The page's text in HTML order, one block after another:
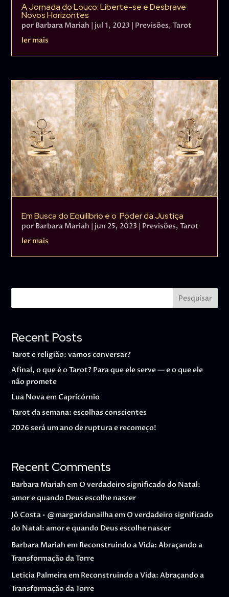
A Jornada do Louco: Liberte-se e Desbrave
Novos Horizontes
por Barbara Mariah | jul 1, 2023 | Previsões,Tarot
ler mais
Em Busca do Equilíbrio e o Poder da Justiça
por Barbara Mariah | jun 25, 2023 | Previsões,Tarot
ler mais
Pesquisar
Recent Posts
Tarot e religião: vamos conversar?
Afinal, o que é o Tarot? Para que ele serve — e o que ele
não promete
Lua Nova em Capricórnio
Tarot da semana: escolhas conscientes
2026 será um ano de ruptura e recomeço!
Recent Comments
Barbara Mariah em O verdadeiro significado do Natal:
amor e quando Deus escolhe nascer
Jô Costa • @margaridanailhaem O verdadeiro significado
do Natal: amor e quando Deus escolhe nascer
Barbara Mariah em Reconstruindo a Vida: Abraçando a
Transformação da Torre
Leticia Palmeiraem Reconstruindo a Vida: Abraçando a
Transformação da Torre